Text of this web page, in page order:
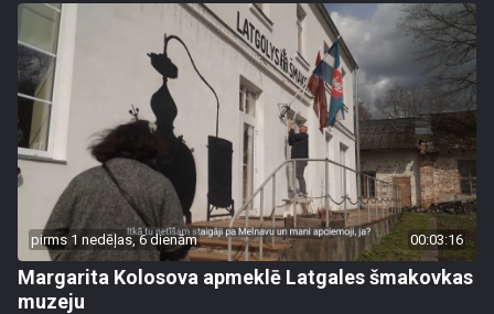
pirms 1 nedēļas, 6 dienām 00:03:16
Margarita Kolosova apmeklē Latgales šmakovkas
muzeju